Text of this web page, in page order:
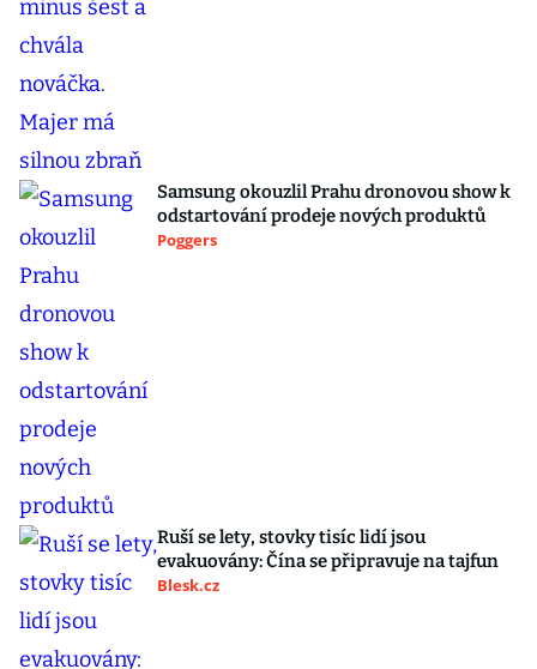
Samsung okouzlil Prahu dronovou show k
odstartování prodeje nových produktů
Poggers
Ruší se lety, stovky tisíc lidí jsou
evakuovány: Čína se připravuje na tajfun
Blesk.cz